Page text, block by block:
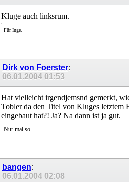
Kluge auch linksrum.
Für Inge.
Dirk von Foerster:
06.01.2004 01:53
Hat vielleicht irgendjemsnd gemerkt,
Tobler da den Titel von Kluges letztem
eingebaut hat?! Ja? Na dann ist ja gut.
Nur mal so.
bangen:
06.01.2004 02:08